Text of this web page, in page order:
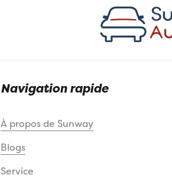
Navigation rapide
À propos de Sunway
Blogs
Service